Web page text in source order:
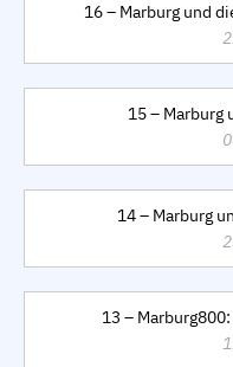
16 – Marburg und
15 – Marburg
14 – Marburg
13 –